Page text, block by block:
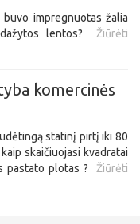
impregnuotas žalia
lentos? Žiūrėti
komercinės
statinį pirtį iki 80
skaičiuojasi kvadratai
pastato plotas ? Žiūrėti